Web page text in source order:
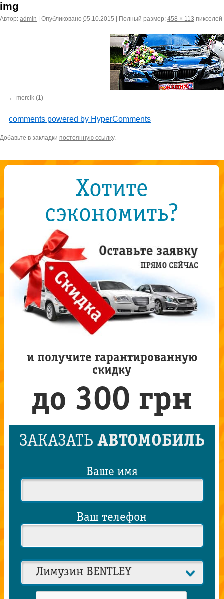
img
Автор: admin Опубликовано 05.10.2015 Полный размер: 458 × 113 пикселей
mercik (1)
comments powered by HyperComments
Добавьте в закладки постоянную ссылку.
Хотите
сэкономить?
и получите гарантированную
скидку
до 300 грн
ЗАКАЗАТЬ АВТОМОБИЛЬ
Ваше имя
Ваш телефон